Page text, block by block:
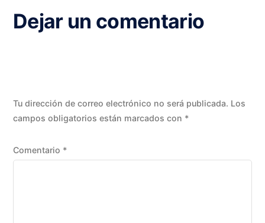
Dejar un comentario
Tu dirección de correo electrónico no será publicada. Los
campos obligatorios están marcados con *
Comentario *